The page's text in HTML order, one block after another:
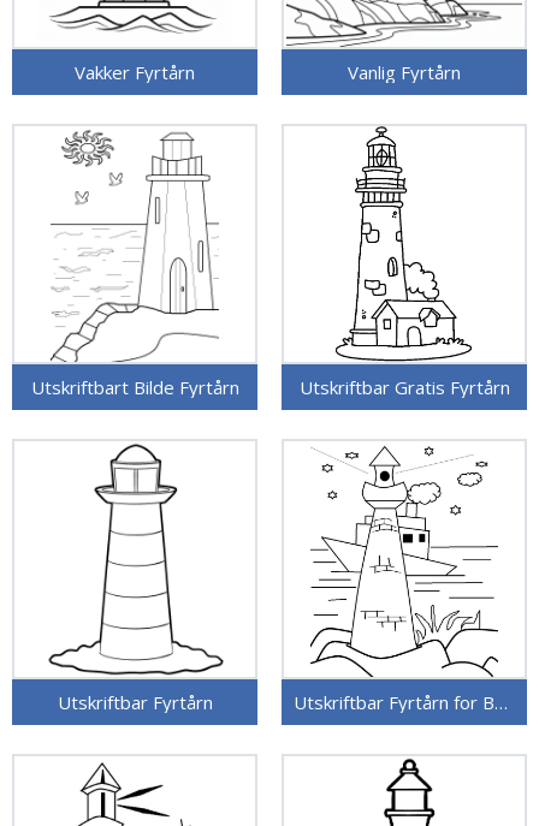
Vakker Fyrtårn Vanlig Fyrtårn
Utskriftbart Bilde Fyrtårn Utskriftbar Gratis Fyrtårn
Utskriftbar Fyrtårn Utskriftbar Fyrtårn for Barn